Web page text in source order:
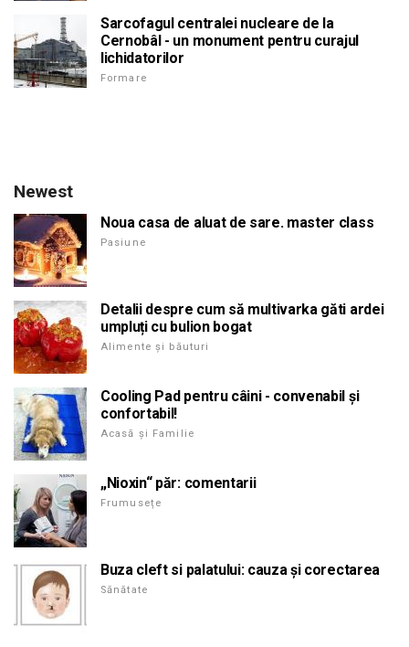
Sarcofagul centralei nucleare de la
Cernobâl - un monument pentru curajul
lichidatorilor
Formare
Newest
Noua casa de aluat de sare. master class
Pasiune
Detalii despre cum să multivarka găti ardei
umpluți cu bulion bogat
Alimente și băuturi
Cooling Pad pentru câini - convenabil și
confortabil!
Acasă și Familie
„Nioxin“ păr: comentarii
Frumusețe
Buza cleft si palatului: cauza și corectarea
Sănătate